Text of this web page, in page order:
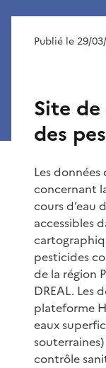
Publié le 29/
Site
des
Les
concernant
cours d’eau
accessibles
pesticides
de la région
DREAL. Les
plateforme
eaux
contrôle